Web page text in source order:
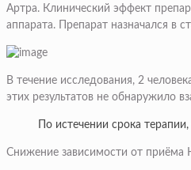
Артра. Клинический эффект
аппарата. Препарат назначался в
В течение исследования, 2
этих результатов не обнаружило
По истечении срока
Снижение зависимости от приёма